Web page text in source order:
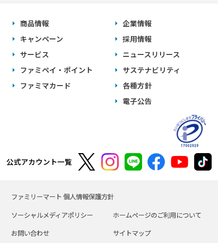
商品情報
キャンペーン
サービス
ファミペイ・ポイント
ファミマカード
企業情報
採用情報
ニュースリリース
サステナビリティ
各種方針
電子公告
公式アカウント一覧
ファミリーマート 個人情報保護方針
ソーシャルメディアポリシー
ホームページのご利用について
お問い合わせ
サイトマップ